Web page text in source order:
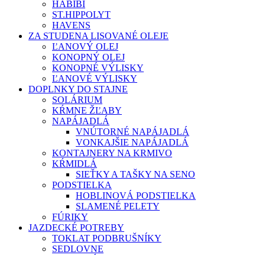
HABIBI
ST.HIPPOLYT
HAVENS
ZA STUDENA LISOVANÉ OLEJE
ĽANOVÝ OLEJ
KONOPNÝ OLEJ
KONOPNÉ VÝLISKY
ĽANOVÉ VÝLISKY
DOPLNKY DO STAJNE
SOLÁRIUM
KŔMNE ŽĽABY
NAPÁJADLÁ
VNÚTORNÉ NAPÁJADLÁ
VONKAJŠIE NAPÁJADLÁ
KONTAJNERY NA KRMIVO
KŔMIDLÁ
SIEŤKY A TAŠKY NA SENO
PODSTIELKA
HOBLINOVÁ PODSTIELKA
SLAMENÉ PELETY
FÚRIKY
JAZDECKÉ POTREBY
TOKLAT PODBRUŠNÍKY
SEDLOVNE